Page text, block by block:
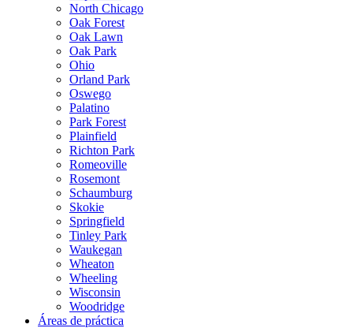
North Chicago
Oak Forest
Oak Lawn
Oak Park
Ohio
Orland Park
Oswego
Palatino
Park Forest
Plainfield
Richton Park
Romeoville
Rosemont
Schaumburg
Skokie
Springfield
Tinley Park
Waukegan
Wheaton
Wheeling
Wisconsin
Woodridge
Áreas de práctica